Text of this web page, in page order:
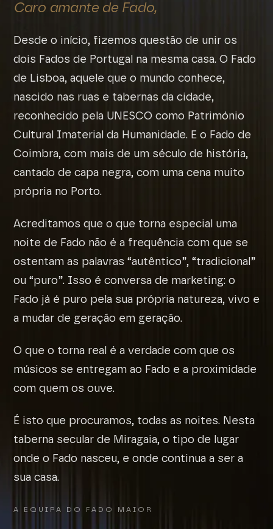
Caro amante de Fado,
Desde o início, fizemos questão de unir os
dois Fados de Portugal na mesma casa. O Fado
de Lisboa, aquele que o mundo conhece,
nascido nas ruas e tabernas da cidade,
reconhecido pela UNESCO como Património
Cultural Imaterial da Humanidade. E o Fado de
Coimbra, com mais de um século de história,
cantado de capa negra, com uma cena muito
própria no Porto.
Acreditamos que o que torna especial uma
noite de Fado não é a frequência com que se
ostentam as palavras “autêntico”, “tradicional”
ou “puro”. Isso é conversa de marketing: o
Fado já é puro pela sua própria natureza, vivo e
a mudar de geração em geração.
O que o torna real é a verdade com que os
músicos se entregam ao Fado e a proximidade
com quem os ouve.
É isto que procuramos, todas as noites. Nesta
taberna secular de Miragaia, o tipo de lugar
onde o Fado nasceu, e onde continua a ser a
sua casa.
A EQUIPA DO FADO MAIOR